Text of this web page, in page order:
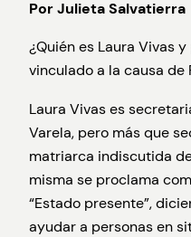
Por Julieta Salvatierra
¿Quién es Laura Vivas
vinculado a la causa de
Laura Vivas es
Varela, pero más que
matriarca indiscutida
misma se proclama
“Estado presente”,
ayudar a personas en